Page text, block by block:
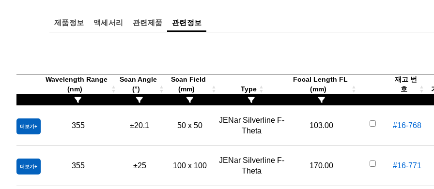
제품정보 액세서리 관련제품 관련정보
Wavelength Range
(nm)
Scan Angle
(°)
Scan Field
(mm)
Type
Focal Length FL
(mm)
재고 번
호
더보기 355 ±20.1 50 x 50
JENar Silverline F-
Theta
103.00 #16-768
더보기 355 ±25 100 x 100
JENar Silverline F-
Theta
170.00 #16-771